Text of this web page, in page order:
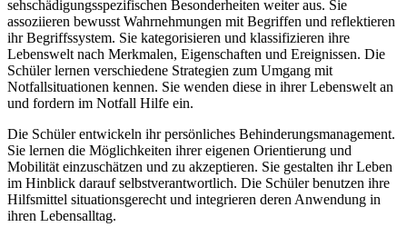
sehschädigungsspezifischen Besonderheiten weiter aus. Sie
assoziieren bewusst Wahrnehmungen mit Begriffen und reflektieren
ihr Begriffssystem. Sie kategorisieren und klassifizieren ihre
Lebenswelt nach Merkmalen, Eigenschaften und Ereignissen. Die
Schüler lernen verschiedene Strategien zum Umgang mit
Notfallsituationen kennen. Sie wenden diese in ihrer Lebenswelt an
und fordern im Notfall Hilfe ein.
Die Schüler entwickeln ihr persönliches Behinderungsmanagement.
Sie lernen die Möglichkeiten ihrer eigenen Orientierung und
Mobilität einzuschätzen und zu akzeptieren. Sie gestalten ihr Leben
im Hinblick darauf selbstverantwortlich. Die Schüler benutzen ihre
Hilfsmittel situationsgerecht und integrieren deren Anwendung in
ihren Lebensalltag.